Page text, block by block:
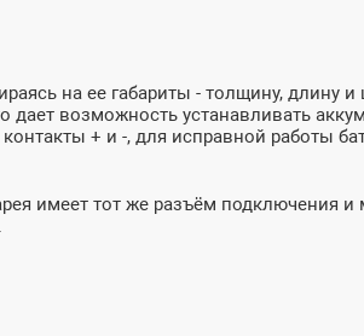
на ее габариты - толщину, длину
дает возможность устанавливать
+ и -, для исправной работы
имеет тот же разъём подключения